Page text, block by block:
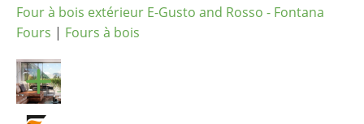
Four à bois extérieur E-Gusto and Rosso - Fontana
Fours | Fours à bois